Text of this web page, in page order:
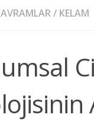
/ KELAM